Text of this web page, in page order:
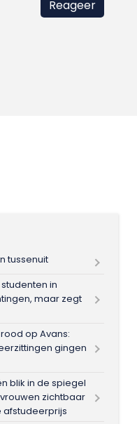
tussenuit
in
maar zegt
op Avans:
gingen
blik in de spiegel
zichtbaar